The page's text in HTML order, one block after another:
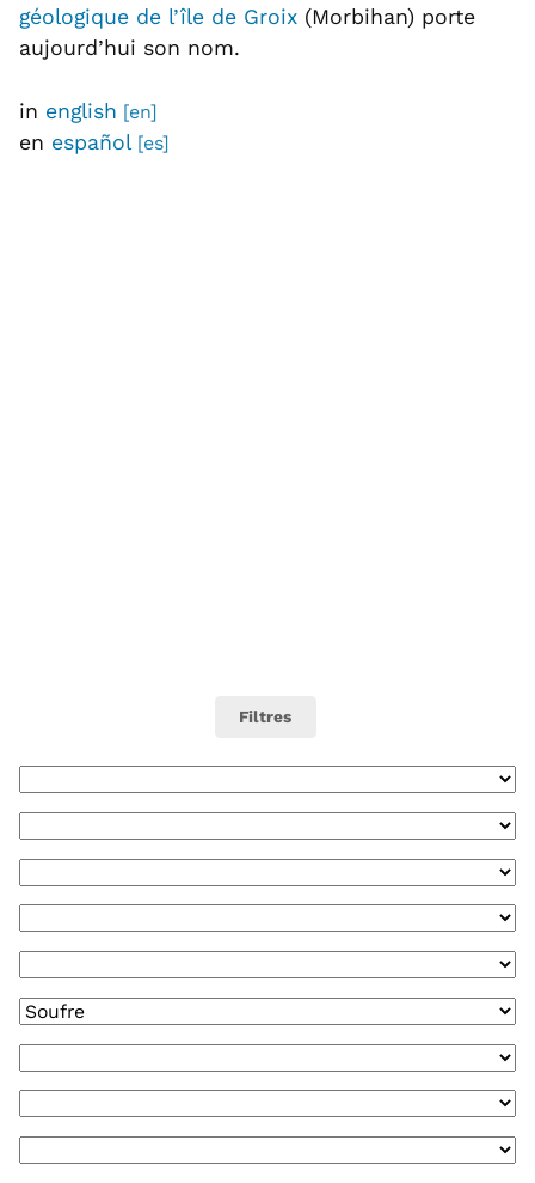
géologique de l’île de Groix(Morbihan) porte
aujourd’hui son nom.
in english
en español
Filtres